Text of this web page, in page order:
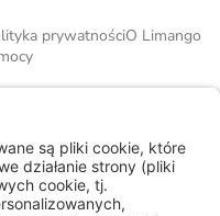
prywatnościO Limango